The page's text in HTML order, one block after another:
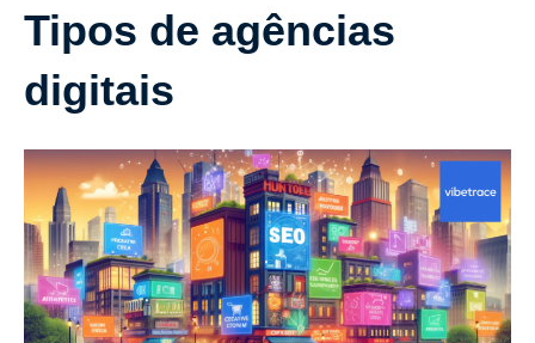
Tipos de agências
digitais